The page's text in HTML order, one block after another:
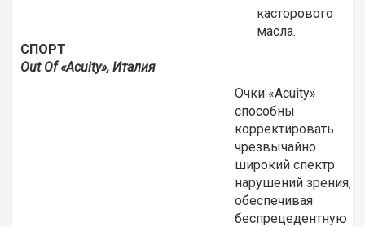
касторового
масла.
СПОРТ
Out Of «Acuity», Италия
Очки «Acuity»
способны
корректировать
чрезвычайно
широкий спектр
нарушений зрения,
обеспечивая
беспрецедентную